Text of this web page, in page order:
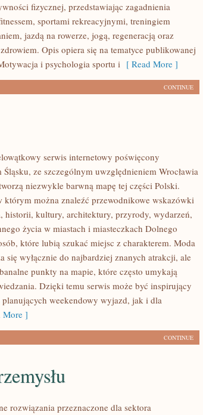
fizycznej, przedstawiając zagadnienia
sportami rekreacyjnymi, treningiem
jazdą na rowerze, jogą, regeneracją oraz
Opis opiera się na tematyce publikowanej
i psychologia sportu i [ Read More ]
CONTINUE
serwis internetowy poświęcony
ze szczególnym uwzględnieniem Wrocławia
niezwykle barwną mapę tej części Polski.
którym można znaleźć przewodnikowe wskazówki
historii, kultury, architektury, przyrody, wydarzeń,
życia w miastach i miasteczkach Dolnego
które lubią szukać miejsc z charakterem. Moda
się wyłącznie do najbardziej znanych atrakcji, ale
punkty na mapie, które często umykają
Dzięki temu serwis może być inspirujący
weekendowy wyjazd, jak i dla
More ]
CONTINUE
rozwiązania przeznaczone dla sektora